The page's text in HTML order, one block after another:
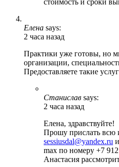
Елена says:
2 часа назад
Практики уже готовы, но
организации,
Предоставляете такие
Станислав says:
2 часа назад
Елена, здравствуйте!
Прошу прислать всю
sessiusdal@yandex.ru
max по номеру +7
Анастасия